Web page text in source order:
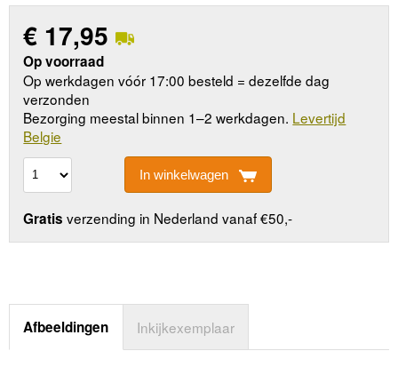
€ 17,95
Op voorraad
Op werkdagen vóór 17:00 besteld = dezelfde dag
verzonden
Bezorging meestal binnen 1–2 werkdagen. Levertijd
Belgie
In winkelwagen
Gratis verzending in Nederland vanaf €50,-
Afbeeldingen Inkijkexemplaar